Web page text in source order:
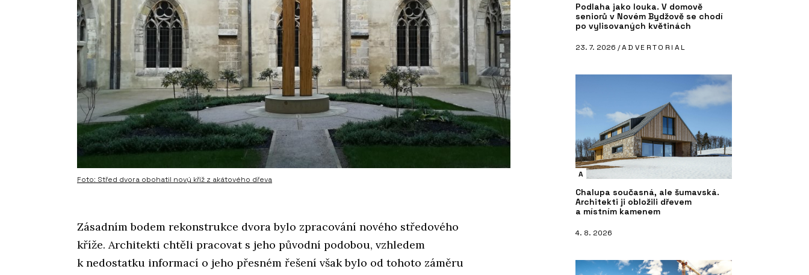
Foto: Střed dvora obohatil nový kříž z akátového dřeva
Zásadním bodem rekonstrukce dvora bylo zpracování nového středového
kříže. Architekti chtěli pracovat s jeho původní podobou, vzhledem
k nedostatku informací o jeho přesném řešení však bylo od tohoto záměru
Podlaha jako louka. V domově
seniorů v Novém Bydžově se chodí
po vylisovaných květinách
23. 7. 2026 /ADVERTORIAL
A
Chalupa současná, ale šumavská.
Architekti ji obložili dřevem
a místním kamenem
4. 8. 2026